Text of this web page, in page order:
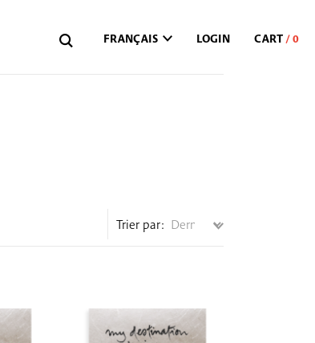
FRANÇAIS LOGIN
Trier par: